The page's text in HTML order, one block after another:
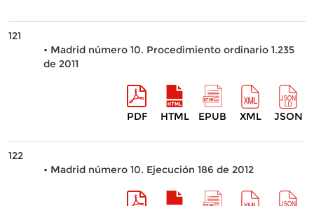
121
• Madrid número 10. Procedimiento ordinario 1.235
de 2011
PDF HTML EPUB XML JSON
122
• Madrid número 10. Ejecución 186 de 2012